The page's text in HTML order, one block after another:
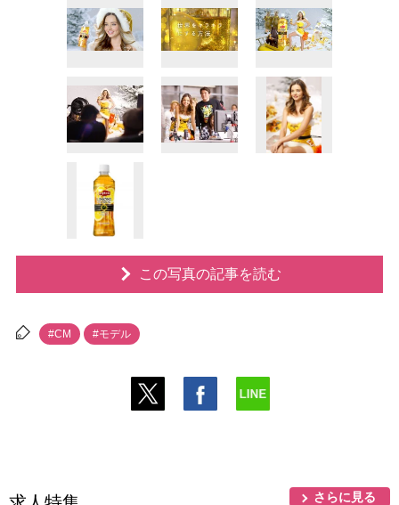
この写真の記事を読む
#CM #モデル
さらに見る